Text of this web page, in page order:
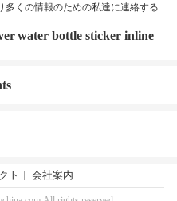
多くの情報のための私達に連絡する
water bottle sticker inline
ト 会社案内